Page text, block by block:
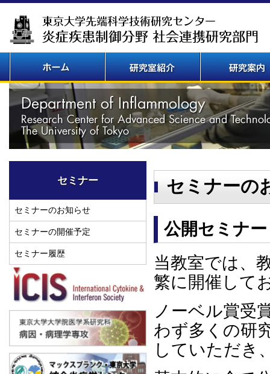
セミナーの
公開セミナー
当教室では、
繁に開催して
ノーベル賞受
わず多くの研
していただき
セミナー
セミナーのお知らせ
セミナーの開催予定
セミナー履歴